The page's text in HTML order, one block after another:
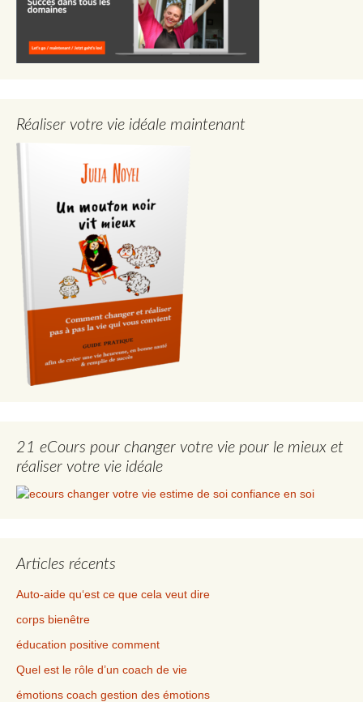
Réaliser votre vie idéale maintenant
21 eCours pour changer votre vie pour le mieux et
réaliser votre vie idéale
Articles récents
Auto-aide qu‘est ce que cela veut dire
corps bienêtre
éducation positive comment
Quel est le rôle d’un coach de vie
émotions coach gestion des émotions